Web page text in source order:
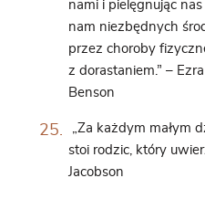
nami i pielęgnując
nam niezbędnych
przez choroby
z dorastaniem.” –
Benson
„Za każdym małym
stoi rodzic, który
Jacobson